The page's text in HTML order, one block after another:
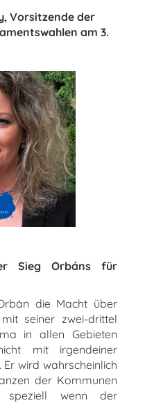
Vorsitzende der
am 3.
Sieg Orbáns für
die Macht über
seiner zwei-drittel
in allen Gebieten
mit irgendeiner
wird wahrscheinlich
der Kommunen
speziell wenn der